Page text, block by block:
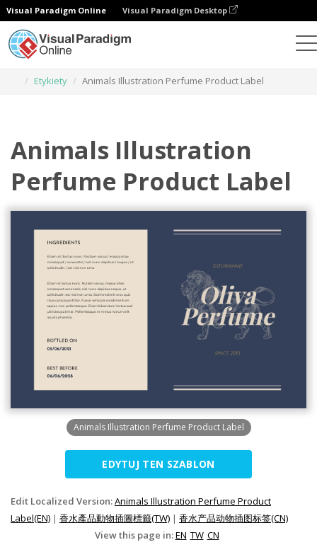
Visual Paradigm Online Visual Paradigm Desktop
Etykiety
Animals Illustration Perfume Product Label
Animals Illustration
Perfume Product Label
Animals Illustration Perfume Product Label
EDYTUJ TEN SZABLON
Edit Localized Version:Animals Illustration Perfume Product
Label(EN) | 香水產品動物插圖標籤(TW) | 香水产品动物插图标签(CN)
View this page in:EN TW CN